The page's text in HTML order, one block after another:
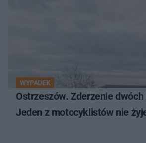
WYPADEK
Ostrzeszów. Zderzenie
Jeden z motocyklistów nie